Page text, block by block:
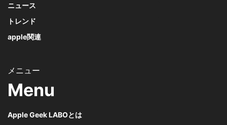
ニュース
トレンド
apple関連
Menu
Apple Geek LABOとは